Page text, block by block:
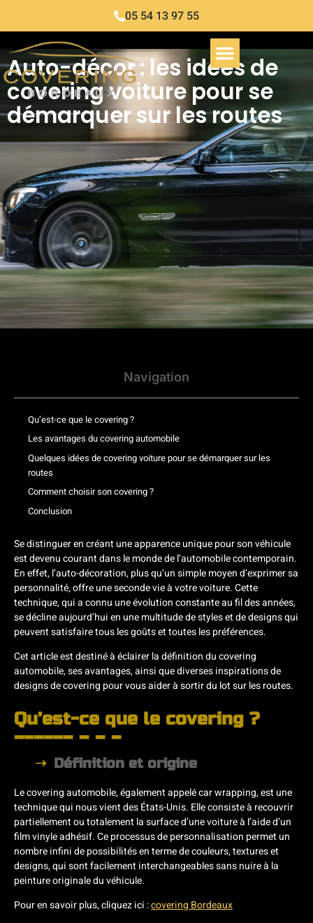
05 54 13 97 55
Auto-décor : les idées de
covering voiture pour se
démarquer sur les routes
Navigation
Qu’est-ce que le covering ?
Les avantages du covering automobile
Quelques idées de covering voiture pour se démarquer sur les
routes
Comment choisir son covering ?
Conclusion
Se distinguer en créant une apparence unique pour son véhicule
est devenu courant dans le monde de l’automobile contemporain.
En effet, l’auto-décoration, plus qu’un simple moyen d’exprimer sa
personnalité, offre une seconde vie à votre voiture. Cette
technique, qui a connu une évolution constante au fil des années,
se décline aujourd’hui en une multitude de styles et de designs qui
peuvent satisfaire tous les goûts et toutes les préférences.
Cet article est destiné à éclairer la définition du covering
automobile, ses avantages, ainsi que diverses inspirations de
designs de covering pour vous aider à sortir du lot sur les routes.
Qu’est-ce que le covering ?
Définition et origine
Le covering automobile, également appelé car wrapping, est une
technique qui nous vient des États-Unis. Elle consiste à recouvrir
partiellement ou totalement la surface d’une voiture à l’aide d’un
film vinyle adhésif. Ce processus de personnalisation permet un
nombre infini de possibilités en terme de couleurs, textures et
designs, qui sont facilement interchangeables sans nuire à la
peinture originale du véhicule.
Pour en savoir plus, cliquez ici :covering Bordeaux